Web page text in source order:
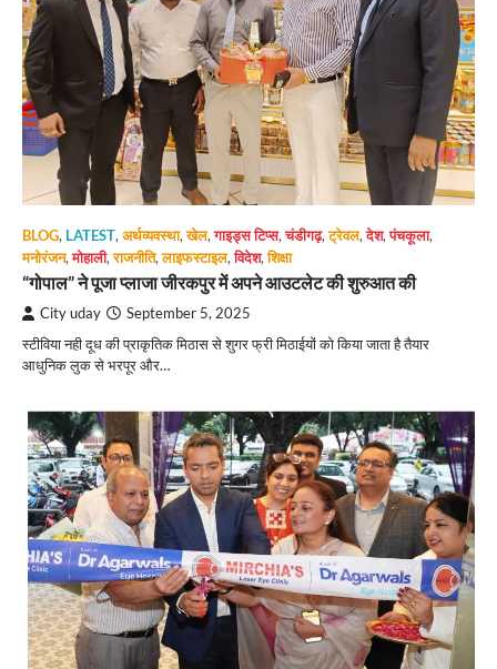
BLOG, LATEST, अर्थव्यवस्था,खेल,गाइड्स टिप्स,चंडीगढ़,ट्रेवल,देश,पंचकूला,
मनोरंजन,मोहाली,राजनीति,लाइफस्टाइल,विदेश,शिक्षा
“गोपाल” ने पूजा प्लाजा जीरकपुर में अपने आउटलेट की शुरुआत की
City uday September 5, 2025
स्टीविया नही दूध की प्राकृतिक मिठास से शुगर फ्री मिठाईयों को किया जाता है तैयार
आधुनिक लुक से भरपूर और…